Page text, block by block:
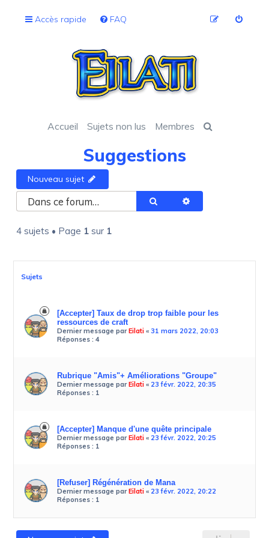
Accès rapide FAQ
Accueil Sujets non lus Membres
Suggestions
Nouveau sujet
Rechercher
4 sujets • Page 1 sur 1
Sujets
[Accepter] Taux de drop trop faible pour les
ressources de craft
Dernier message parEilati« 31 mars 2022, 20:03
Réponses : 4
Rubrique "Amis"+ Améliorations "Groupe"
Dernier message parEilati« 23 févr. 2022, 20:35
Réponses : 1
[Accepter] Manque d'une quête principale
Dernier message parEilati« 23 févr. 2022, 20:25
Réponses : 1
[Refuser] Régénération de Mana
Dernier message parEilati« 23 févr. 2022, 20:22
Réponses : 1